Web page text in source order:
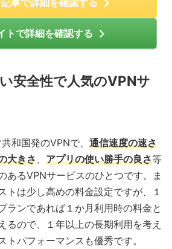
事で詳細を確認する
トで詳細を確認する
安全性で人気のVPNサ
和国発のVPNで、 通信速度の速さ
大きさ、 アプリの使い勝手の良さ等
あるVPNサービスのひとつです。ま
トは少し高めの料金設定ですが、１
ランであれば１か月利用時の料金と
るので、１年以上の長期利用を考え
トパフォーマンスも優秀です。